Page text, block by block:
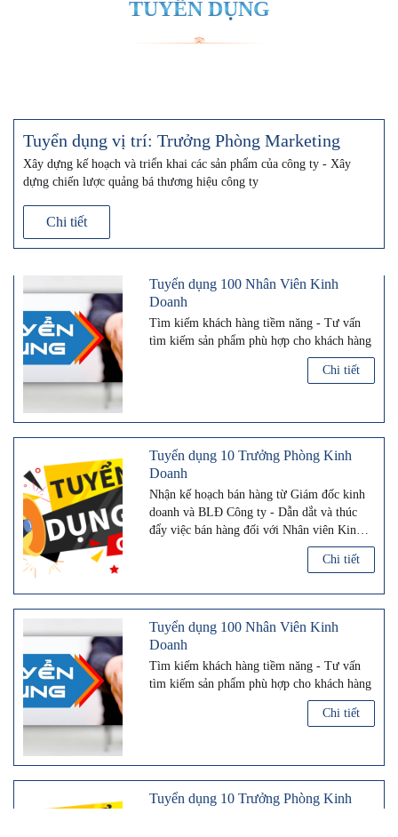
TUYỂN DỤNG
Tuyển dụng vị trí: Trưởng Phòng Marketing
Xây dựng kế hoạch và triển khai các sản phẩm của công ty - Xây
dựng chiến lược quảng bá thương hiệu công ty
Chi tiết
Tuyển dụng 100 Nhân Viên Kinh
Doanh
tìm kiếm sản phẩm phù hợp cho khách hàng
Chi tiết
Tuyển dụng 10 Trưởng Phòng Kinh
Doanh
doanh và BLĐ Công ty - Dẫn dắt và thúc
đẩy việc bán hàng đối với Nhân viên Kinh
Doanh trong phòng.
Chi tiết
Tuyển dụng 100 Nhân Viên Kinh
Doanh
tìm kiếm sản phẩm phù hợp cho khách hàng
Chi tiết
Tuyển dụng 10 Trưởng Phòng Kinh
Doanh